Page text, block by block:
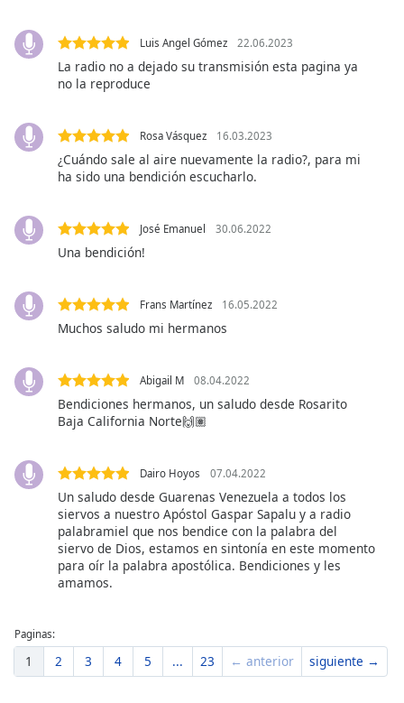
Audio
Track
Picture
Fullscreen
modal
window.
dialog
Escape
will
the
window.
Text
Background
Luis Angel Gómez 22.06.2023
La radio no a dejado su transmisión esta pagina ya
no la reproduce
Rosa Vásquez 16.03.2023
¿Cuándo sale al aire nuevamente la radio?, para mi
ha sido una bendición escucharlo.
José Emanuel 30.06.2022
Una bendición!
Frans Martínez 16.05.2022
Muchos saludo mi hermanos
Abigail M 08.04.2022
Bendiciones hermanos, un saludo desde Rosarito
Baja California Norte🙌🏽
Dairo Hoyos 07.04.2022
Un saludo desde Guarenas Venezuela a todos los
siervos a nuestro Apóstol Gaspar Sapalu y a radio
palabramiel que nos bendice con la palabra del
siervo de Dios, estamos en sintonía en este momento
para oír la palabra apostólica. Bendiciones y les
amamos.
Paginas:
1 2 3 4 5 ... 23 ← anterior siguiente →